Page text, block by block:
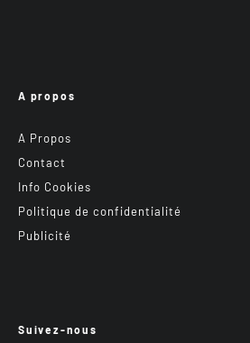
A propos
A Propos
Contact
Info Cookies
Politique de confidentialité
Publicité
Suivez-nous